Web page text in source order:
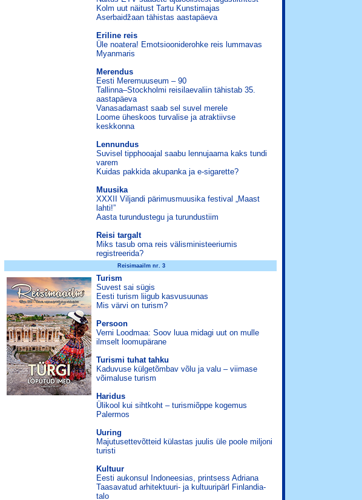
Kolm uut näitust Tartu Kunstimajas
Aserbaidžaan tähistas aastapäeva
Eriline reis
Üle noatera! Emotsiooniderohke reis lummavas
Myanmaris
Merendus
Eesti Meremuuseum – 90
Tallinna–Stockholmi reisilaevaliin tähistab 35.
aastapäeva
Vanasadamast saab sel suvel merele
Loome üheskoos turvalise ja atraktiivse
keskkonna
Lennundus
Suvisel tipphooajal saabu lennujaama kaks tundi
varem
Kuidas pakkida akupanka ja e-sigarette?
Muusika
XXXII Viljandi pärimusmuusika festival „Maast
lahti!”
Aasta turundustegu ja turundustiim
Reisi targalt
Miks tasub oma reis välisministeeriumis
registreerida?
Reisimaailm nr. 3
Turism
Suvest sai sügis
Eesti turism liigub kasvusuunas
Mis värvi on turism?
Persoon
Verni Loodmaa: Soov luua midagi uut on mulle
ilmselt loomupärane
Turismi tuhat tahku
Kaduvuse külgetõmbav võlu ja valu – viimase
võimaluse turism
Haridus
Ülikool kui sihtkoht – turismiõppe kogemus
Palermos
Uuring
Majutusettevõtteid külastas juulis üle poole miljoni
turisti
Kultuur
Eesti aukonsul Indoneesias, printsess Adriana
Taasavatud arhitektuuri- ja kultuuripärl Finlandia-
talo